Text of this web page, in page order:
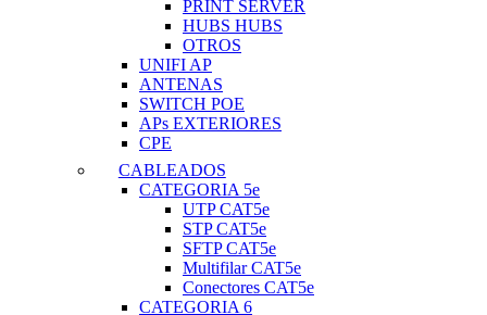
PRINT SERVER
HUBS HUBS
OTROS
UNIFI AP
ANTENAS
SWITCH POE
APs EXTERIORES
CPE
CABLEADOS
CATEGORIA 5e
UTP CAT5e
STP CAT5e
SFTP CAT5e
Multifilar CAT5e
Conectores CAT5e
CATEGORIA 6